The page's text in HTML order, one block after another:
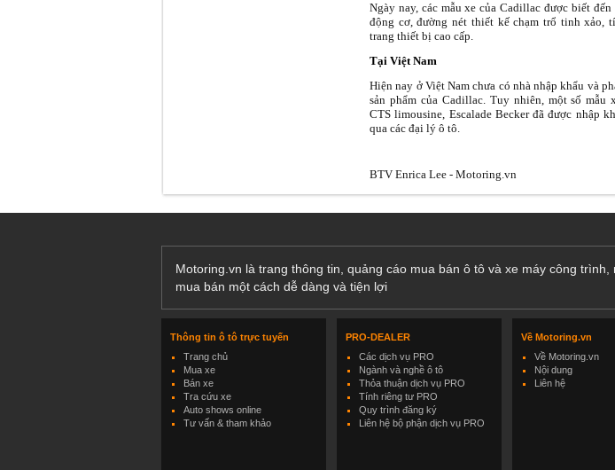
Ngày nay, các mẫu xe của Cadillac được biết
động cơ, đường nét thiết kế chạm trổ tinh xảo,
trang thiết bị cao cấp.
Tại Việt Nam
Hiện nay ở Việt Nam chưa có nhà nhập khẩu và
sản phẩm của Cadillac. Tuy nhiên, một số mẫu
CTS limousine, Escalade Becker đã được nhập
qua các đại lý ô tô.
BTV Enrica Lee - Motoring.vn
Motoring.vn là trang thông tin, quảng cáo mua bán ô tô và xe máy công
mua bán một cách dễ dàng và tiện lợi
Thông tin ô tô trực tuyến
Trang chủ
Mua xe
Bán xe
Tra cứu xe
Auto shows online
Tư vấn & tham khảo
PRO-DEALER
Các dịch vụ PRO
Ngành và nghề ô tô
Thỏa thuận dịch vụ PRO
Tính riêng tư PRO
Quy trình đăng ký
Liên hệ bộ phận dịch vụ PRO
Về Motoring.vn
Về Motoring.vn
Nội dung
Liên hệ